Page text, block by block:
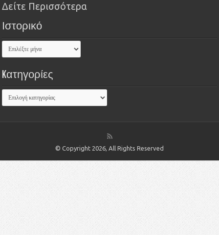
Δείτε Περισσότερα
Ιστορικό
Kατηγορίες
© Copyright 2026, All Rights Reserved